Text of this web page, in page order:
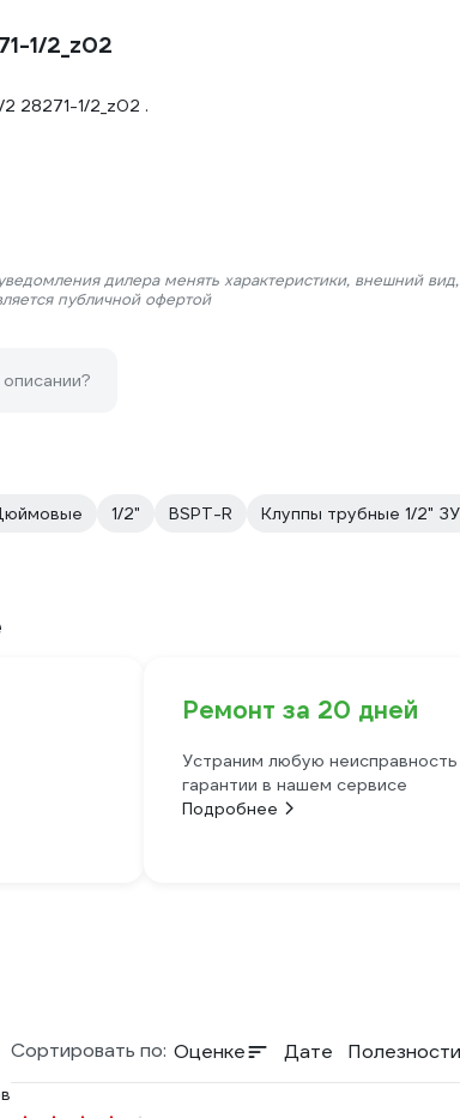
1/2_z02
28271-1/2_z02 .
дилера менять характеристики, внешний
публичной офертой
1/2" BSPT-R Клуппы трубные 1/2"
Ремонт за 20 дней
Устраним любую неисправность
гарантии в нашем сервисе
Подробнее
Сортировать по: Оценке Дате Полезности